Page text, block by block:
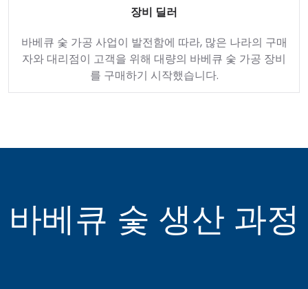
장비 딜러
바베큐 숯 가공 사업이 발전함에 따라, 많은 나라의 구매
자와 대리점이 고객을 위해 대량의 바베큐 숯 가공 장비
를 구매하기 시작했습니다.
바베큐 숯 생산 과정